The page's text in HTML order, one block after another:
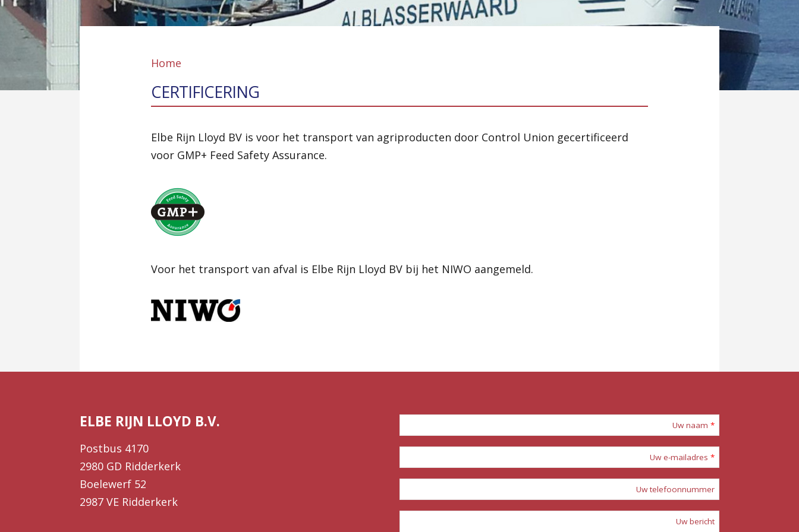
YOU ARE HERE
Home
CERTIFICERING
CERTIFICERING
CERTIFICERING
Elbe Rijn Lloyd BV is voor het transport van agriproducten door Control Union gecertificeerd
voor GMP+ Feed Safety Assurance.
Voor het transport van afval is Elbe Rijn Lloyd BV bij het NIWO aangemeld.
ELBE RIJN LLOYD B.V.
Postbus 4170
2980 GD Ridderkerk
Boelewerf 52
2987 VE Ridderkerk
CERTIFICERING Uw naam *
Uw e-mailadres *
Uw telefoonnummer
Uw bericht